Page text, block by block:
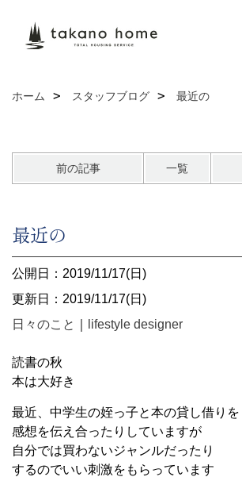
ホーム スタッフブログ 最近の
前の記事 一覧
最近の
公開日：2019/11/17(日)
更新日：2019/11/17(日)
日々のこと
lifestyle designer
読書の秋
本は大好き
最近、中学生の姪っ子と本の貸し借りを
感想を伝え合ったりしていますが
自分では買わないジャンルだったり
するのでいい刺激をもらっています